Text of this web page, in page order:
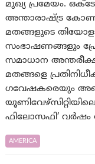
മുഖ്യ പ്രമേയം.
അന്താരാഷ്ട്ര
മതങ്ങളുടെ
സംഭാഷണങ്ങളും
സമാധാന
മതങ്ങളെ
ഗവേഷകരെയും
ഫിലോസഫി’
AMERICA